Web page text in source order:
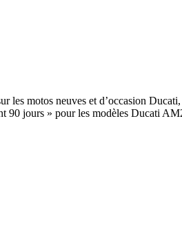
motos neuves et d’occasion
90 jours » pour les modèles Ducati